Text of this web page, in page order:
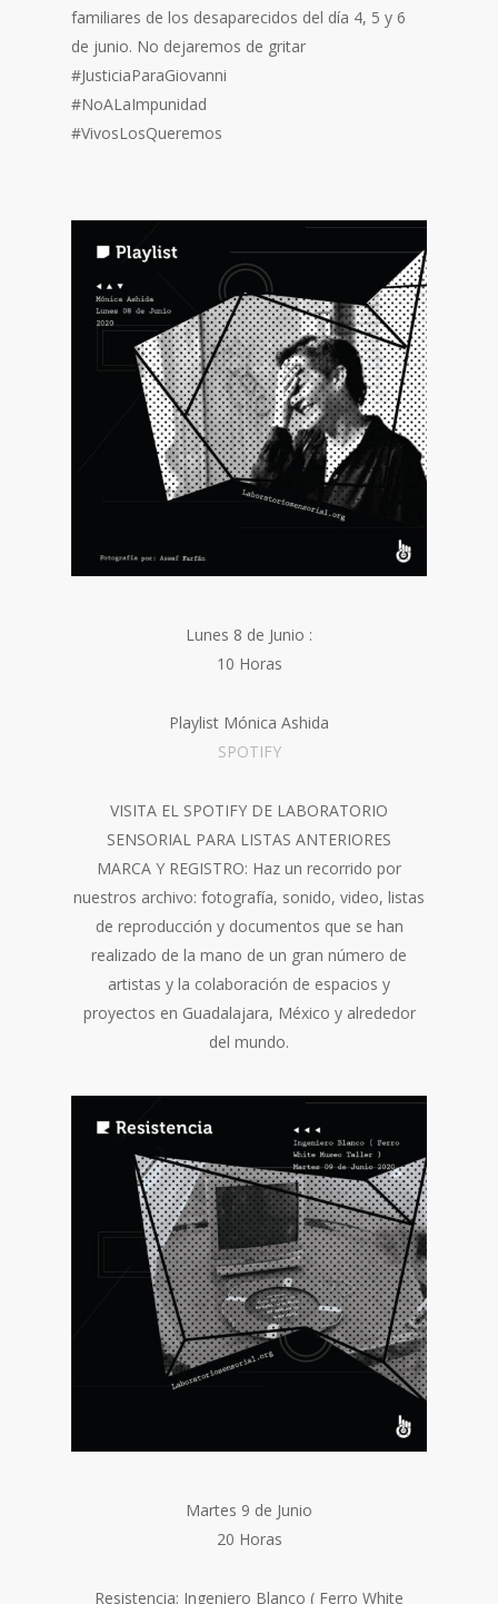
familiares de los desaparecidos del día 4, 5 y 6
de junio. No dejaremos de gritar
#JusticiaParaGiovanni
#NoALaImpunidad
#VivosLosQueremos
Lunes 8 de Junio :
10 Horas
Playlist Mónica Ashida
SPOTIFY
VISITA EL SPOTIFY DE LABORATORIO
SENSORIAL PARA LISTAS ANTERIORES
MARCA Y REGISTRO: Haz un recorrido por
nuestros archivo: fotografía, sonido, video, listas
de reproducción y documentos que se han
realizado de la mano de un gran número de
artistas y la colaboración de espacios y
proyectos en Guadalajara, México y alrededor
del mundo.
Martes 9 de Junio
20 Horas
Resistencia: Ingeniero Blanco ( Ferro White